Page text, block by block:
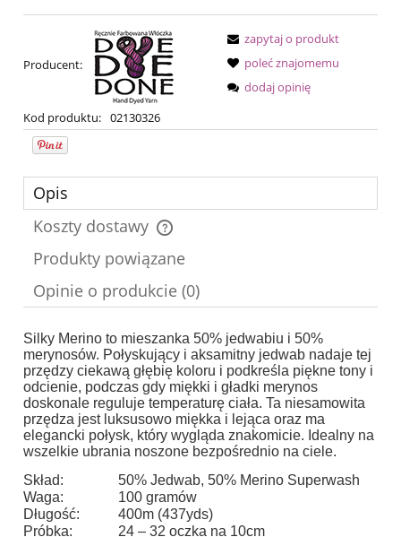
Producent:
Kod produktu: 02130326
zapytaj o produkt
poleć znajomemu
dodaj opinię
Opis
Koszty dostawy
Cena nie zawiera ewentualnych kosztów płatności
Produkty powiązane
Opinie o produkcie (0)
Silky Merino to mieszanka 50% jedwabiu i 50%
merynosów. Połyskujący i aksamitny jedwab nadaje tej
przędzy ciekawą głębię koloru i podkreśla piękne tony i
odcienie, podczas gdy miękki i gładki merynos
doskonale reguluje temperaturę ciała. Ta niesamowita
przędza jest luksusowo miękka i lejąca oraz ma
elegancki połysk, który wygląda znakomicie. Idealny na
wszelkie ubrania noszone bezpośrednio na ciele.
Skład:
50% Jedwab, 50% Merino Superwash
Waga:
100 gramów
Długość:
400m (437yds)
Próbka:
24 – 32 oczka na 10cm